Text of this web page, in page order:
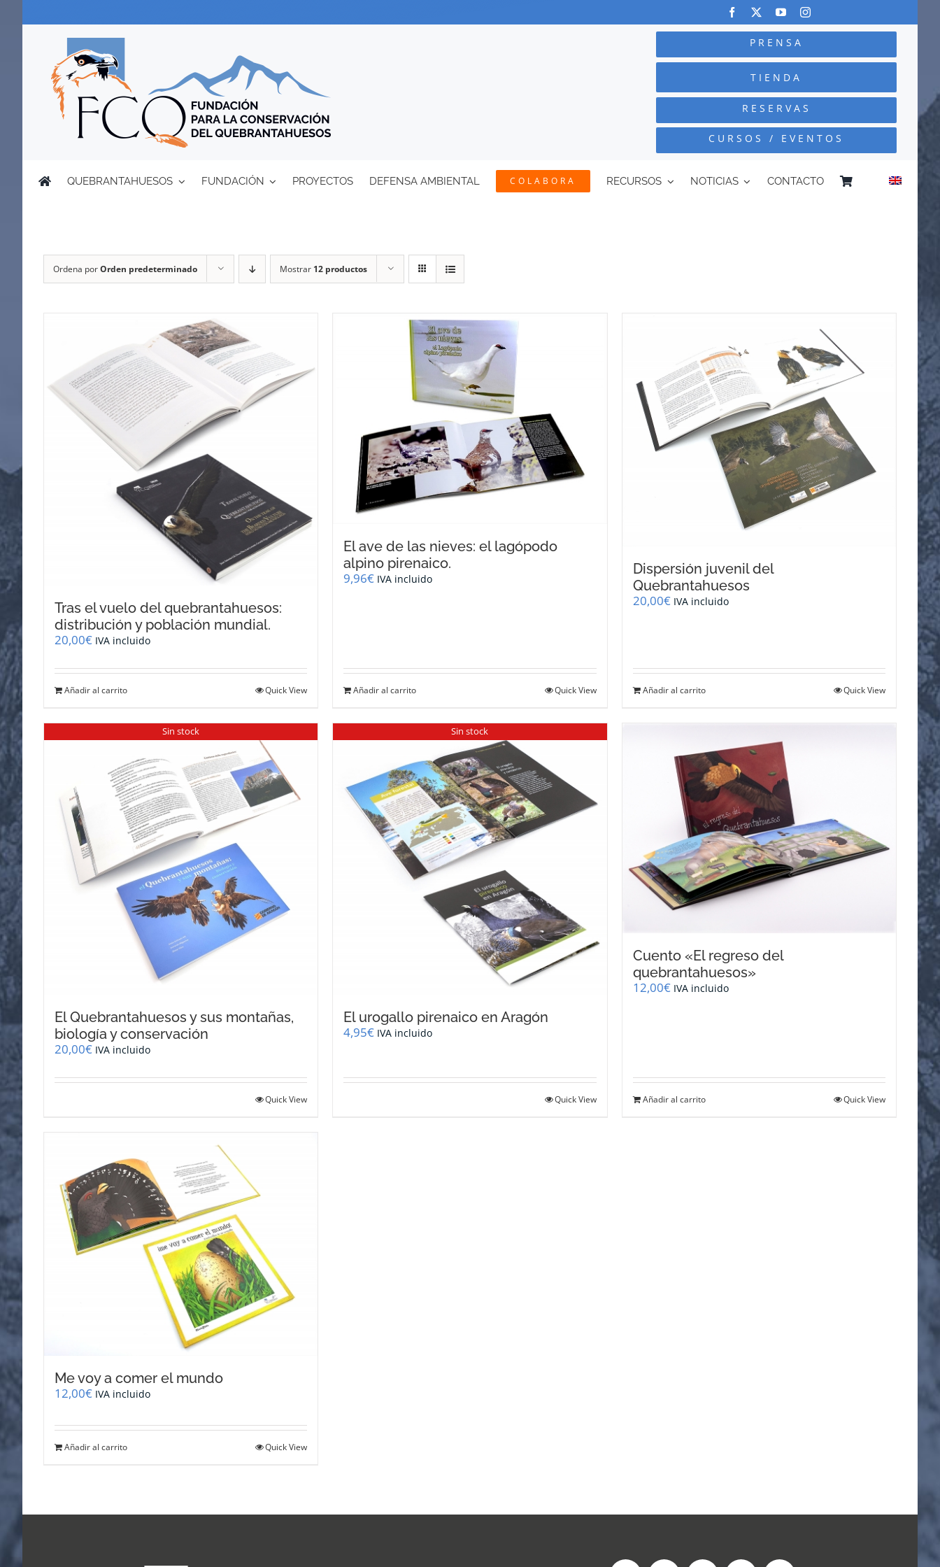
PRENSA
TIENDA
RESERVAS
CURSOS / EVENTOS
QUEBRANTAHUESOS FUNDACIÓN PROYECTOS DEFENSA AMBIENTAL COLABORA RECURSOS NOTICIAS CONTACTO
Ordena porOrden predeterminado Mostrar 12 productos
Tras el vuelo del quebrantahuesos:
distribución y población mundial.
20,00€ IVA incluido
Añadir al carrito Quick View
El ave de las nieves: el lagópodo
alpino pirenaico.
9,96€ IVA incluido
Añadir al carrito Quick View
Dispersión juvenil del
Quebrantahuesos
20,00€ IVA incluido
Añadir al carrito Quick View
Sin stock
El Quebrantahuesos y sus montañas,
biología y conservación
20,00€ IVA incluido
Quick View
Sin stock
El urogallo pirenaico en Aragón
4,95€ IVA incluido
Quick View
Cuento «El regreso del
quebrantahuesos»
12,00€ IVA incluido
Añadir al carrito Quick View
Me voy a comer el mundo
12,00€ IVA incluido
Añadir al carrito Quick View